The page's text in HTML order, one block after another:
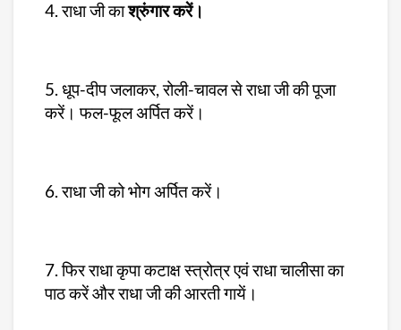
4. राधा जी काश्रुंगार करें।
5. धूप-दीप जलाकर, रोली-चावल से राधा जी की पूजा
करें। फल-फूल अर्पित करें।
6. राधा जी को भोग अर्पित करें।
7. फिर राधा कृपा कटाक्ष स्त्रोत्र एवं राधा चालीसा का
पाठ करें और राधा जी की आरती गायें।